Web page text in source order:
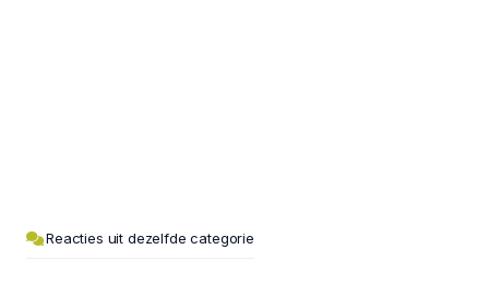
Reacties uit dezelfde categorie